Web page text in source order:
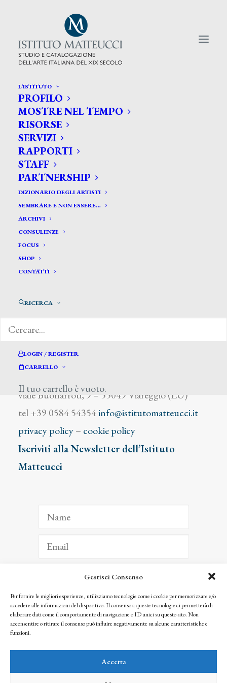
Gestisci Consenso
Per fornire le migliori esperienze, utilizziamo tecnologie come i cookie per memorizzare e/o
accedere alle informazioni del dispositivo. Il consenso a queste tecnologie ci permetterà di
elaborare dati come il comportamento di navigazione o ID unici su questo sito. Non
acconsentire o ritirare il consenso può influire negativamente su alcune caratteristiche e
funzioni.
Accetta
L’ISTITUTO
PROFILO
MOSTRE NEL TEMPO
RISORSE
SERVIZI
RAPPORTI
STAFF
PARTNERSHIP
DIZIONARIO DEGLI ARTISTI
SEMBRARE E NON ESSERE…
ARCHIVI
CONSULENZE
FOCUS
SHOP
CONTATTI
RICERCA
LOGIN / REGISTER
CARRELLO
Il tuo carrello è vuoto.
CERCA TRA GLI ARTISTI:
Search
for:
Lottaroli
viale Buonarroti, 9 – 55049 Viareggio (LU)
tel +39 0584 54354info@istitutomatteucci.it
privacy policy– cookie policy
Iscriviti alla Newsletter dell’Istituto
Matteucci
ISCRIVITI
Facendo clic per iscriverti, riconosci che le tue informazioni saranno trattate
seguendo la nostra Privacy Policy
© 2025 Istituto Matteucci. All right reserved
l’autorizzazione scritta dei proprietari dei diritti e dell’Istituto Matteucci